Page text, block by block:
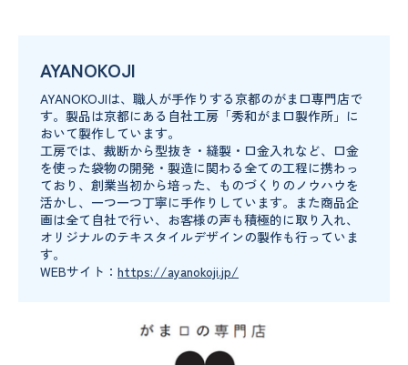
AYANOKOJI
AYANOKOJIは、職人が手作りする京都のがま口専門店で
す。製品は京都にある自社工房「秀和がま口製作所」に
おいて製作しています。
工房では、裁断から型抜き・縫製・口金入れなど、口金
を使った袋物の開発・製造に関わる全ての工程に携わっ
ており、創業当初から培った、ものづくりのノウハウを
活かし、一つ一つ丁寧に手作りしています。また商品企
画は全て自社で行い、お客様の声も積極的に取り入れ、
オリジナルのテキスタイルデザインの製作も行っていま
す。
WEBサイト： https://ayanokoji.jp/